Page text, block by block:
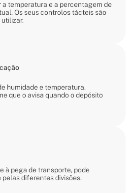
a temperatura e a percentagem de
Os seus controlos tácteis são
humidade e temperatura.
que o avisa quando o depósito
à pega de transporte, pode
diferentes divisões.